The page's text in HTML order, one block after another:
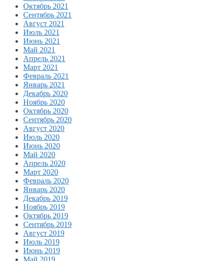
Октябрь 2021
Сентябрь 2021
Август 2021
Июль 2021
Июнь 2021
Май 2021
Апрель 2021
Март 2021
Февраль 2021
Январь 2021
Декабрь 2020
Ноябрь 2020
Октябрь 2020
Сентябрь 2020
Август 2020
Июль 2020
Июнь 2020
Май 2020
Апрель 2020
Март 2020
Февраль 2020
Январь 2020
Декабрь 2019
Ноябрь 2019
Октябрь 2019
Сентябрь 2019
Август 2019
Июль 2019
Июнь 2019
Май 2019